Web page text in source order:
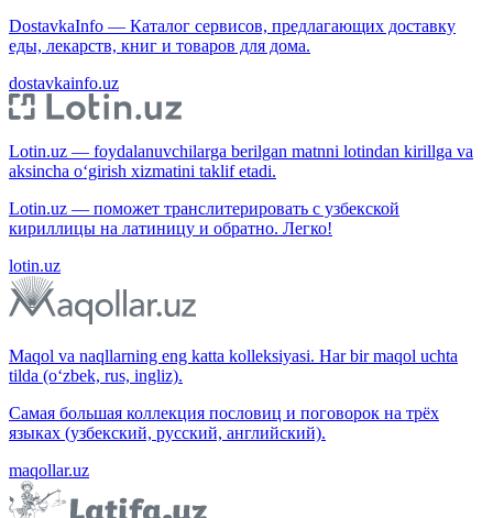
DostavkaInfo — Каталог сервисов, предлагающих доставку
еды, лекарств, книг и товаров для дома.
dostavkainfo.uz
Lotin.uz — foydalanuvchilarga berilgan matnni lotindan kirillga va
aksincha o‘girish xizmatini taklif etadi.
Lotin.uz — поможет транслитерировать с узбекской
кириллицы на латиницу и обратно. Легко!
lotin.uz
Maqol va naqllarning eng katta kolleksiyasi. Har bir maqol uchta
tilda (o‘zbek, rus, ingliz).
Самая большая коллекция пословиц и поговорок на трёх
языках (узбекский, русский, английский).
maqollar.uz